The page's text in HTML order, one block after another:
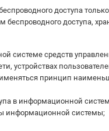
доступа
беспроводного доступа,
средств
устройствах
принцип
в информационной
информационной системы;